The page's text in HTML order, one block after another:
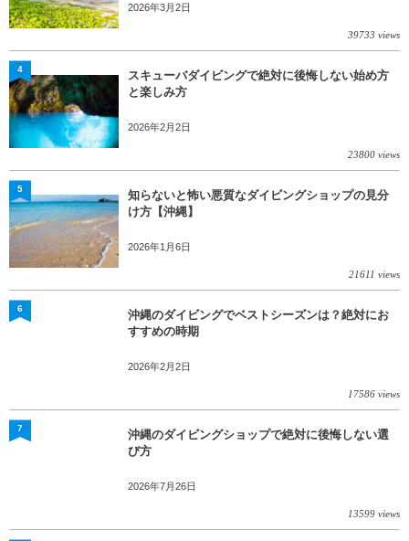
2026年3月2日
39733 views
スキューバダイビングで絶対に後悔しない始め方
と楽しみ方
2026年2月2日
23800 views
4
知らないと怖い悪質なダイビングショップの見分
け方【沖縄】
2026年1月6日
21611 views
5
沖縄のダイビングでベストシーズンは？絶対にお
すすめの時期
2026年2月2日
17586 views
6
沖縄のダイビングショップで絶対に後悔しない選
び方
2026年7月26日
13599 views
7